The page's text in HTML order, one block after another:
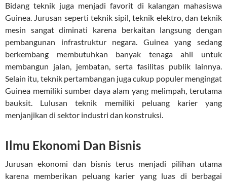
Bidang teknik juga menjadi favorit di kalangan mahasiswa
Guinea. Jurusan seperti teknik sipil, teknik elektro, dan teknik
mesin sangat diminati karena berkaitan langsung dengan
pembangunan infrastruktur negara. Guinea yang sedang
berkembang membutuhkan banyak tenaga ahli untuk
membangun jalan, jembatan, serta fasilitas publik lainnya.
Selain itu, teknik pertambangan juga cukup populer mengingat
Guinea memiliki sumber daya alam yang melimpah, terutama
bauksit. Lulusan teknik memiliki peluang karier yang
menjanjikan di sektor industri dan konstruksi.
Ilmu Ekonomi Dan Bisnis
Jurusan ekonomi dan bisnis terus menjadi pilihan utama
karena memberikan peluang karier yang luas di berbagai